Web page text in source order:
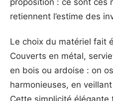
retiennent l’estime des
Le choix du matériel fait
Couverts en métal,
en bois ou ardoise : on
harmonieuses, en
Cette simplicité élégante